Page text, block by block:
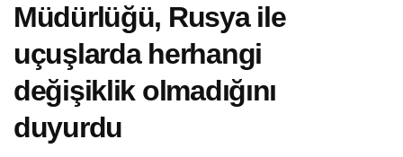
Müdürlüğü, Rusya ile
uçuşlarda herhangi
değişiklik olmadığını
duyurdu